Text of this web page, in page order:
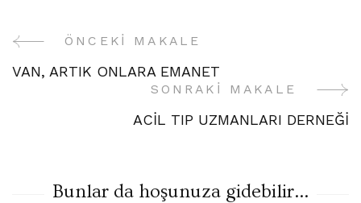
YazıÖNCEKI MAKALE
VAN, ARTIK ONLARA EMANET
SONRAKI MAKALE
ACİL TIP UZMANLARI DERNEĞİ
Bunlar da hoşunuza gidebilir...